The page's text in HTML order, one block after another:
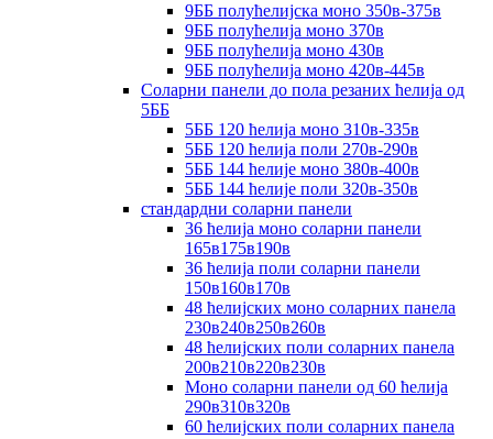
9ББ полућелијска моно 350в-375в
9ББ полућелија моно 370в
9ББ полућелија моно 430в
9ББ полућелија моно 420в-445в
Соларни панели до пола резаних ћелија од
5ББ
5ББ 120 ћелија моно 310в-335в
5ББ 120 ћелија поли 270в-290в
5ББ 144 ћелије моно 380в-400в
5ББ 144 ћелије поли 320в-350в
стандардни соларни панели
36 ћелија моно соларни панели
165в175в190в
36 ћелија поли соларни панели
150в160в170в
48 ћелијских моно соларних панела
230в240в250в260в
48 ћелијских поли соларних панела
200в210в220в230в
Моно соларни панели од 60 ћелија
290в310в320в
60 ћелијских поли соларних панела